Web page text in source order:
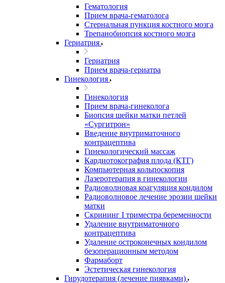
Гематология
Прием врача-гематолога
Стернальная пункция костного мозга
Трепанобиопсия костного мозга
Гериатрия
Гериатрия
Прием врача-гериатра
Гинекология
Гинекология
Прием врача-гинеколога
Биопсия шейки матки петлей
«Сургитрон»
Введение внутриматочного
контрацептива
Гинекологический массаж
Кардиотокография плода (КТГ)
Компьютерная кольпоскопия
Лазеротерапия в гинекологии
Радиоволновая коагуляция кондилом
Радиоволновое лечение эрозии шейки
матки
Скрининг I триместра беременности
Удаление внутриматочного
контрацептива
Удаление остроконечных кондилом
безоперационным методом
Фармаборт
Эстетическая гинекология
Гирудотерапия (лечение пиявками)